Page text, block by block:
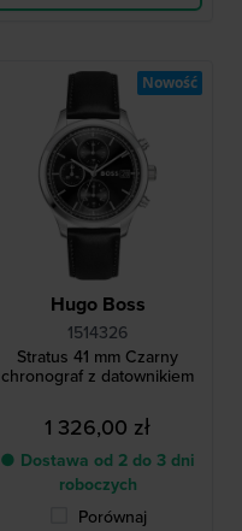
Hugo Boss
1514326
Stratus 41 mm Czarny
chronograf z datownikiem
1 326,00 zł
● Dostawa od 2 do 3 dni
roboczych
Porównaj
Nowość